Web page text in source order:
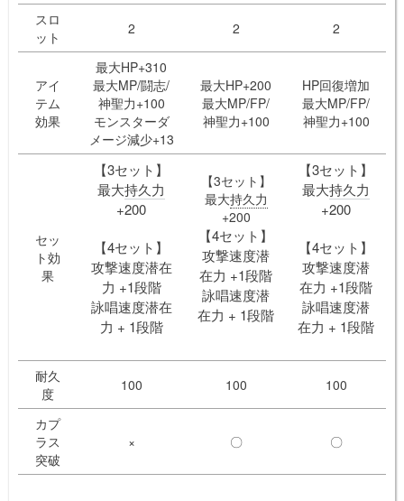
スロ
ット
2 2 2
アイ
テム
効果
最大HP+310
最大MP/闘志/
神聖力+100
モンスターダ
メージ減少+13
最大HP+200
最大MP/FP/
神聖力+100
HP回復増加
最大MP/FP/
神聖力+100
セッ
ト効
果
【3セット】
最大持久力
+200
【4セット】
攻撃速度潜在
力 +1段階
詠唱速度潜在
力 + 1段階
【3セット】
最大持久力
+200
【4セット】
攻撃速度潜
在力 +1段階
詠唱速度潜
在力 + 1段階
【3セット】
最大持久力
+200
【4セット】
攻撃速度潜
在力 +1段階
詠唱速度潜
在力 + 1段階
耐久
度
100 100 100
カプ
ラス
突破
× 〇 〇